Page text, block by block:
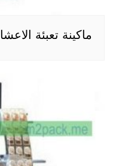
ماكينة تعبئة